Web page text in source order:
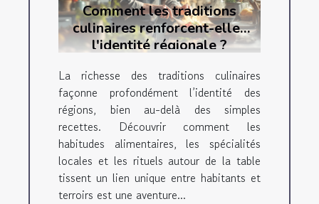
Comment les traditions
culinaires renforcent-elles
l'identité régionale ?
La richesse des traditions culinaires
façonne profondément l’identité des
régions, bien au-delà des simples
recettes. Découvrir comment les
habitudes alimentaires, les spécialités
locales et les rituels autour de la table
tissent un lien unique entre habitants et
terroirs est une aventure...